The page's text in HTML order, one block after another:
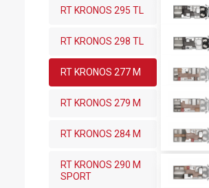
RT KRONOS 295 TL
RT KRONOS 298 TL
RT KRONOS 277 M
RT KRONOS 279 M
RT KRONOS 284 M
RT KRONOS 290 M
SPORT